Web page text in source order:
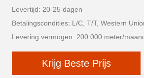
Levertijd: 20-25 dagen
Betalingscondities: L/C, T/T, Western
Levering vermogen: 200.000 meter/
Krijg Beste Prijs